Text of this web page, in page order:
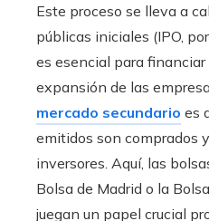
Este proceso se lleva a
públicas iniciales (IPO,
es esencial para
expansión de las
mercado secundario es
emitidos son comprados
inversores. Aquí, las
Bolsa de Madrid o la
juegan un papel crucial